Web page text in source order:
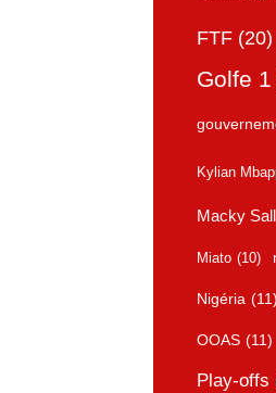
FTF (20)
Golfe 1
Kylian
Macky Sall
Miato (10)
Nigéria (11)
OOAS (11)
Play-offs